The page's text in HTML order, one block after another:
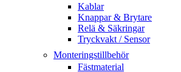
Kablar
Knappar & Brytare
Relä & Säkringar
Tryckvakt / Sensor
Monteringstillbehör
Fästmaterial